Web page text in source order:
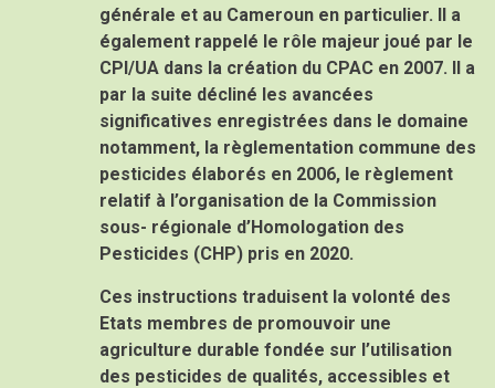
générale et au Cameroun en particulier. Il a
également rappelé le rôle majeur joué par le
CPI/UA dans la création du CPAC en 2007. Il a
par la suite décliné les avancées
significatives enregistrées dans le domaine
notamment, la règlementation commune des
pesticides élaborés en 2006, le règlement
relatif à l’organisation de la Commission
sous- régionale d’Homologation des
Pesticides (CHP) pris en 2020.
Ces instructions traduisent la volonté des
Etats membres de promouvoir une
agriculture durable fondée sur l’utilisation
des pesticides de qualités, accessibles et